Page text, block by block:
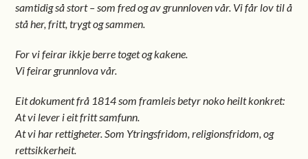
samtidig så stort – som fred og av grunnloven vår. Vi får lov til å
stå her, fritt, trygt og sammen.
For vi feirar ikkje berre toget og kakene.
Vi feirar grunnlova vår.
Eit dokument frå 1814 som framleis betyr noko heilt konkret:
At vi lever i eit fritt samfunn.
At vi har rettigheter. Som Ytringsfridom, religionsfridom, og
rettsikkerheit.